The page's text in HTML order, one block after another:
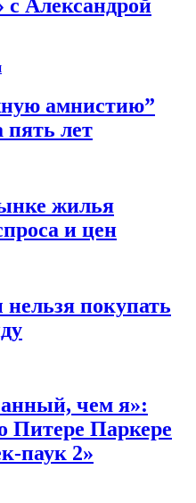
Александрой
амнистию”
пять лет
жилья
и цен
покупать
чем я»:
Питере Паркере
паук 2»